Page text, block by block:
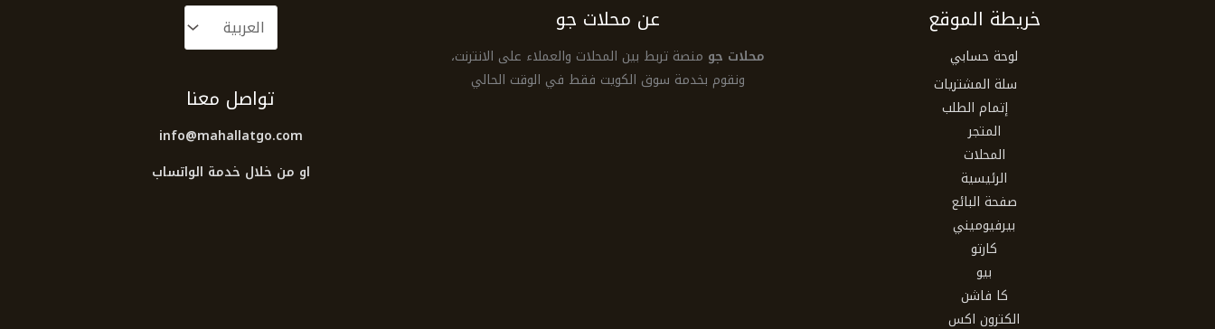
خريطة الموقع
لوحة حسابي
سلة المشتريات
إتمام الطلب
المتجر
المحلات
الرئيسية
صفحة البائع
بيرفيوميني
كارتو
بيو
كا فاشن
الكترون اكس
عن محلات جو
محلات جو منصة تربط بين المحلات والعملاء على الانترنت،
ونقوم بخدمة سوق الكويت فقط في الوقت الحالي
تواصل معنا
info@mahallatgo.com
او من خلال خدمة الواتساب